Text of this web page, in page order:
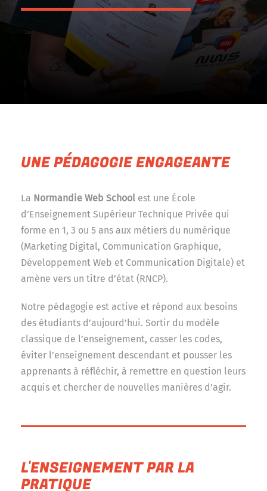
UNE PÉDAGOGIE ENGAGEANTE
La Normandie Web School est une École
d’Enseignement Supérieur Technique Privée qui
forme en 1, 3 ou 5 ans aux métiers du numérique
(Marketing Digital, Communication Graphique,
Développement Web et Communication Digitale) et
amène vers un titre d’état (RNCP).
Notre pédagogie est active et répond aux besoins
des étudiants d’aujourd’hui. Sortir du modèle
classique de l’enseignement, casser les codes,
éviter l’enseignement descendant et pousser les
apprenants à réfléchir, à remettre en question leurs
acquis et chercher de nouvelles manières d’agir.
L'ENSEIGNEMENT PAR LA
PRATIQUE